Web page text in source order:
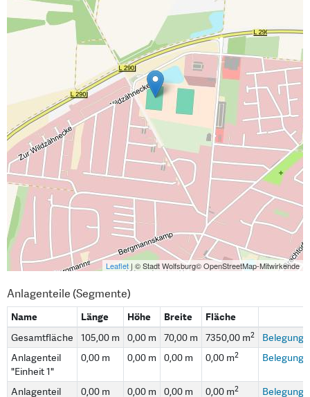
Leaflet | © Stadt Wolfsburg© OpenStreetMap-Mitwirkende
Anlagenteile (Segmente)
Name Länge Höhe Breite
Fläche
Gesamtfläche
105,00 m 0,00 m 70,00 m 7350,00 m2
Anlagenteil
"Einheit 1"
0,00 m 0,00 m 0,00 m 0,00 m2
Anlagenteil 0,00 m 0,00 m 0,00 m 0,00 m2